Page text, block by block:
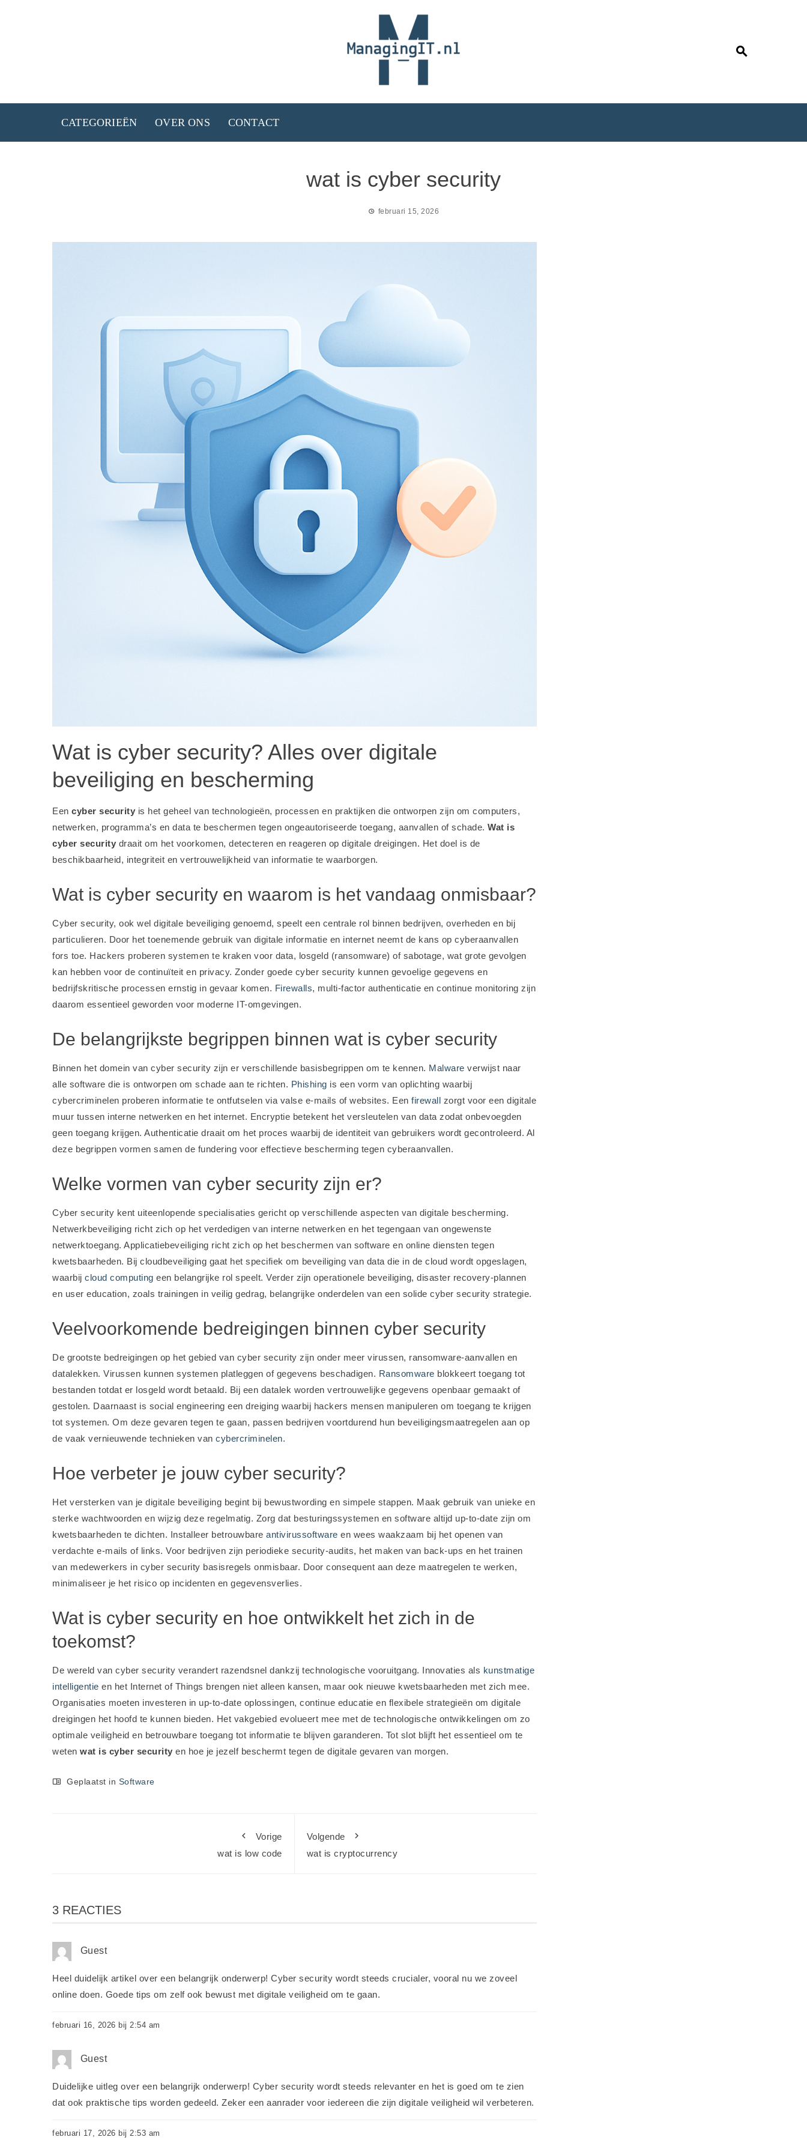
CATEGORIEËN OVER ONS CONTACT
wat is cyber security
februari 15, 2026
Wat is cyber security? Alles over digitale
beveiliging en bescherming
Een cyber security is het geheel van technologieën, processen en praktijken die ontworpen zijn om computers,
netwerken, programma’s en data te beschermen tegen ongeautoriseerde toegang, aanvallen of schade. Wat is
cyber security draait om het voorkomen, detecteren en reageren op digitale dreigingen. Het doel is de
beschikbaarheid, integriteit en vertrouwelijkheid van informatie te waarborgen.
Wat is cyber security en waarom is het vandaag onmisbaar?
Cyber security, ook wel digitale beveiliging genoemd, speelt een centrale rol binnen bedrijven, overheden en bij
particulieren. Door het toenemende gebruik van digitale informatie en internet neemt de kans op cyberaanvallen
fors toe. Hackers proberen systemen te kraken voor data, losgeld (ransomware) of sabotage, wat grote gevolgen
kan hebben voor de continuïteit en privacy. Zonder goede cyber security kunnen gevoelige gegevens en
bedrijfskritische processen ernstig in gevaar komen. Firewalls, multi-factor authenticatie en continue monitoring zijn
daarom essentieel geworden voor moderne IT-omgevingen.
De belangrijkste begrippen binnen wat is cyber security
Binnen het domein van cyber security zijn er verschillende basisbegrippen om te kennen. Malware verwijst naar
alle software die is ontworpen om schade aan te richten. Phishing is een vorm van oplichting waarbij
cybercriminelen proberen informatie te ontfutselen via valse e-mails of websites. Een firewall zorgt voor een digitale
muur tussen interne netwerken en het internet. Encryptie betekent het versleutelen van data zodat onbevoegden
geen toegang krijgen. Authenticatie draait om het proces waarbij de identiteit van gebruikers wordt gecontroleerd. Al
deze begrippen vormen samen de fundering voor effectieve bescherming tegen cyberaanvallen.
Welke vormen van cyber security zijn er?
Cyber security kent uiteenlopende specialisaties gericht op verschillende aspecten van digitale bescherming.
Netwerkbeveiliging richt zich op het verdedigen van interne netwerken en het tegengaan van ongewenste
netwerktoegang. Applicatiebeveiliging richt zich op het beschermen van software en online diensten tegen
kwetsbaarheden. Bij cloudbeveiliging gaat het specifiek om beveiliging van data die in de cloud wordt opgeslagen,
waarbij cloud computing een belangrijke rol speelt. Verder zijn operationele beveiliging, disaster recovery-plannen
en user education, zoals trainingen in veilig gedrag, belangrijke onderdelen van een solide cyber security strategie.
Veelvoorkomende bedreigingen binnen cyber security
De grootste bedreigingen op het gebied van cyber security zijn onder meer virussen, ransomware-aanvallen en
datalekken. Virussen kunnen systemen platleggen of gegevens beschadigen. Ransomware blokkeert toegang tot
bestanden totdat er losgeld wordt betaald. Bij een datalek worden vertrouwelijke gegevens openbaar gemaakt of
gestolen. Daarnaast is social engineering een dreiging waarbij hackers mensen manipuleren om toegang te krijgen
tot systemen. Om deze gevaren tegen te gaan, passen bedrijven voortdurend hun beveiligingsmaatregelen aan op
de vaak vernieuwende technieken van cybercriminelen.
Hoe verbeter je jouw cyber security?
Het versterken van je digitale beveiliging begint bij bewustwording en simpele stappen. Maak gebruik van unieke en
sterke wachtwoorden en wijzig deze regelmatig. Zorg dat besturingssystemen en software altijd up-to-date zijn om
kwetsbaarheden te dichten. Installeer betrouwbare antivirussoftware en wees waakzaam bij het openen van
verdachte e-mails of links. Voor bedrijven zijn periodieke security-audits, het maken van back-ups en het trainen
van medewerkers in cyber security basisregels onmisbaar. Door consequent aan deze maatregelen te werken,
minimaliseer je het risico op incidenten en gegevensverlies.
Wat is cyber security en hoe ontwikkelt het zich in de
toekomst?
De wereld van cyber security verandert razendsnel dankzij technologische vooruitgang. Innovaties als kunstmatige
intelligentie en het Internet of Things brengen niet alleen kansen, maar ook nieuwe kwetsbaarheden met zich mee.
Organisaties moeten investeren in up-to-date oplossingen, continue educatie en flexibele strategieën om digitale
dreigingen het hoofd te kunnen bieden. Het vakgebied evolueert mee met de technologische ontwikkelingen om zo
optimale veiligheid en betrouwbare toegang tot informatie te blijven garanderen. Tot slot blijft het essentieel om te
weten wat is cyber security en hoe je jezelf beschermt tegen de digitale gevaren van morgen.
Geplaatst in Software
Vorige
wat is low code
Volgende
wat is cryptocurrency
3 REACTIES
Guest
Heel duidelijk artikel over een belangrijk onderwerp! Cyber security wordt steeds crucialer, vooral nu we zoveel
online doen. Goede tips om zelf ook bewust met digitale veiligheid om te gaan.
februari 16, 2026 bij 2:54 am
Guest
Duidelijke uitleg over een belangrijk onderwerp! Cyber security wordt steeds relevanter en het is goed om te zien
dat ook praktische tips worden gedeeld. Zeker een aanrader voor iedereen die zijn digitale veiligheid wil verbeteren.
februari 17, 2026 bij 2:53 am